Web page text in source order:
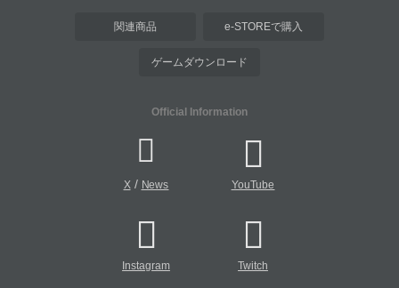
関連商品 e-STOREで購入
ゲームダウンロード
Official Information
X/ News YouTube
Instagram Twitch